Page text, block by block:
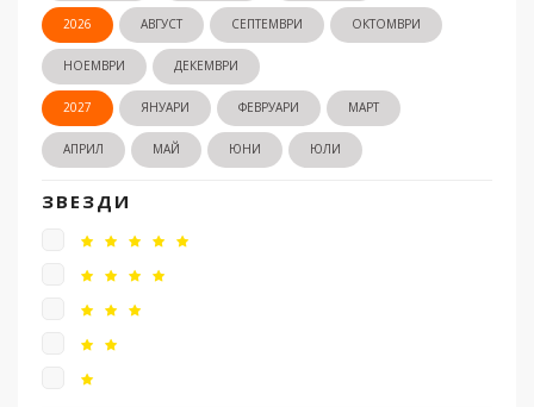
2026 АВГУСТ СЕПТЕМВРИ ОКТОМВРИ
НОЕМВРИ ДЕКЕМВРИ
2027 ЯНУАРИ ФЕВРУАРИ МАРТ
АПРИЛ МАЙ ЮНИ ЮЛИ
ЗВЕЗДИ